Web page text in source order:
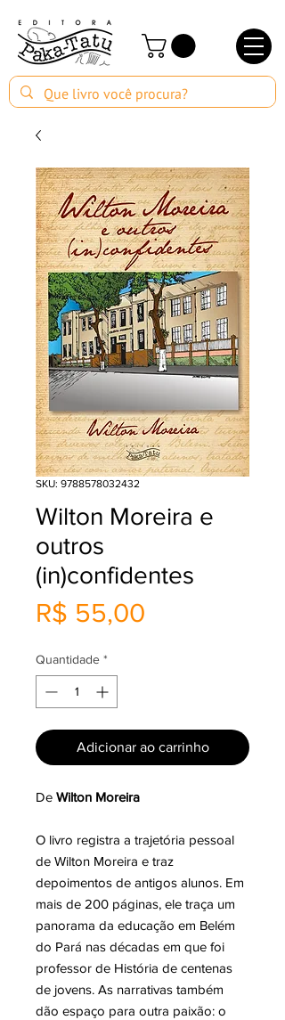
SKU: 9788578032432
Wilton Moreira e
outros
(in)confidentes
R$ 55,00
Quantidade *
Adicionar ao carrinho
De Wilton Moreira
O livro registra a trajetória pessoal
de Wilton Moreira e traz
depoimentos de antigos alunos. Em
mais de 200 páginas, ele traça um
panorama da educação em Belém
do Pará nas décadas em que foi
professor de História de centenas
de jovens. As narrativas também
dão espaço para outra paixão: o